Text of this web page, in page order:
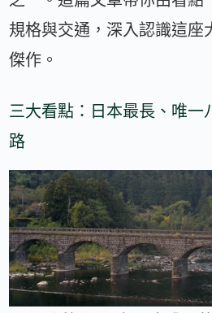
規格與交通，深入認識這座
傑作。
三大看點：日本最長、唯一
路